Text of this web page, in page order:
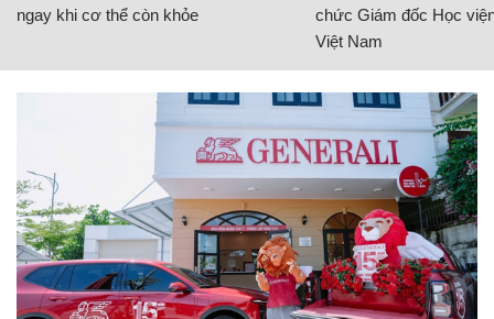
ngay khi cơ thể còn khỏe
chức Giám đốc Học
Việt Nam